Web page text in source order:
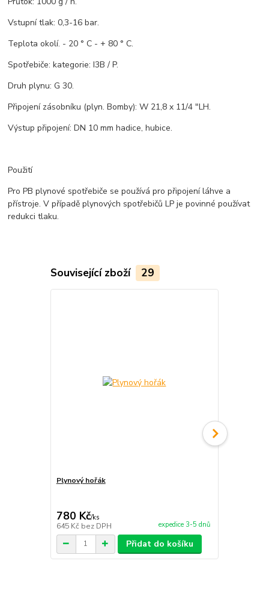
Vstupní tlak: 0,3-16 bar.
Teplota okolí. - 20 ° C - + 80 ° C.
Spotřebiče: kategorie: I3B / P.
Druh plynu: G 30.
Připojení zásobníku (plyn. Bomby): W 21,8 x 11/4 "LH.
Výstup připojení: DN 10 mm hadice, hubice.
Použití
Pro PB plynové spotřebiče se používá pro připojení láhve a
přístroje. V případě plynových spotřebičů LP je povinné používat
redukci tlaku.
Související zboží 29
Plynový hořák
780 Kč/ks
645 Kč bez DPH expedice 3-5 dnů
Přidat do košíku